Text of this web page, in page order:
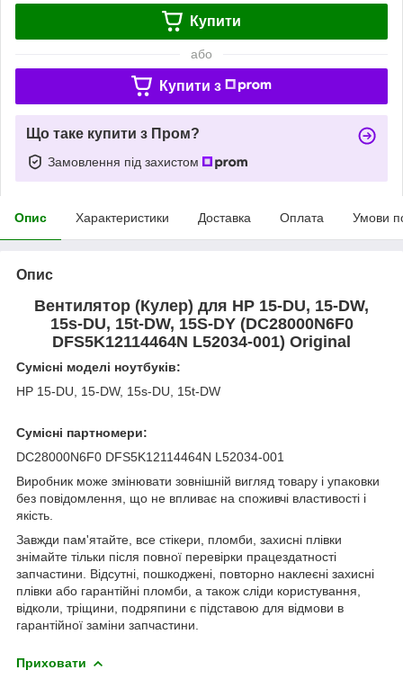
Купити
або
Купити з
Що таке купити з Пром?
Замовлення під захистом
Опис Характеристики Доставка Оплата Умови
Опис
Вентилятор (Кулер) для HP 15-DU, 15-DW,
15s-DU, 15t-DW, 15S-DY (DC28000N6F0
DFS5K12114464N L52034-001) Original
Сумісні моделі ноутбуків:
HP 15-DU, 15-DW, 15s-DU, 15t-DW
Сумісні партномери:
DC28000N6F0 DFS5K12114464N L52034-001
Виробник може змінювати зовнішній вигляд товару і упаковки
без повідомлення, що не впливає на споживчі властивості і
якість.
Завжди пам'ятайте, все стікери, пломби, захисні плівки
знімайте тільки після повної перевірки працездатності
запчастини. Відсутні, пошкоджені, повторно наклеєні захисні
плівки або гарантійні пломби, а також сліди користування,
відколи, тріщини, подряпини є підставою для відмови в
гарантійної заміни запчастини.
Приховати